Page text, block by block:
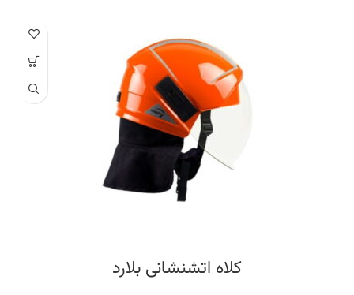
کلاه اتشنشانی بلارد